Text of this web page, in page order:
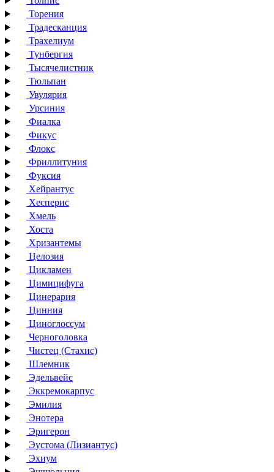
Торения
Традесканция
Трахелиум
Тунбергия
Тысячелистник
Тюльпан
Увулярия
Урсиния
Фиалка
Фикус
Флокс
Фриллитуния
Фуксия
Хейрантус
Хесперис
Хмель
Хоста
Хризантемы
Целозия
Цикламен
Цимицифуга
Цинерария
Цинния
Циноглоссум
Черноголовка
Чистец (Стахис)
Шлемник
Эдельвейс
Эккремокарпус
Эмилия
Энотера
Эригерон
Эустома (Лизиантус)
Эхиум